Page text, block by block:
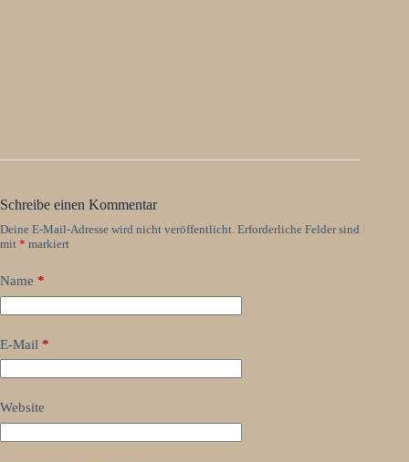
Schreibe einen Kommentar
Deine E-Mail-Adresse wird nicht veröffentlicht. Erforderliche Felder sind
mit * markiert
Name *
E-Mail *
Website